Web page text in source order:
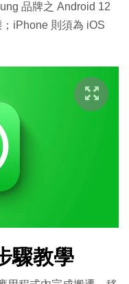
品牌之 Android 12
iPhone 則須為 iOS
驟教學